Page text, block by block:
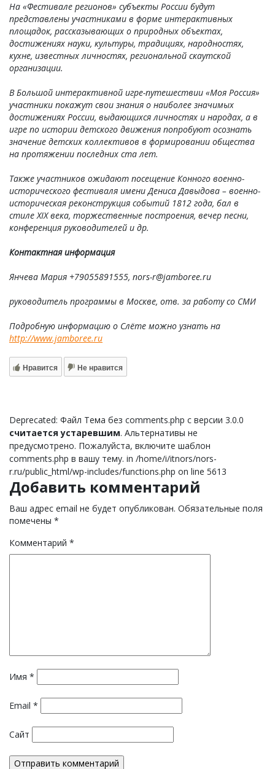
На «Фестивале регионов» субъекты России будут
представлены участниками в форме интерактивных
площадок, рассказывающих о природных объектах,
достижениях науки, культуры, традициях, народностях,
кухне, известных личностях, региональной скаутской
организации.
В Большой интерактивной игре-путешествии «Моя Россия»
участники покажут свои знания о наиболее значимых
достижениях России, выдающихся личностях и народах, а в
игре по истории детского движения попробуют осознать
значение детских коллективов в формировании общества
на протяжении последних ста лет.
Также участников ожидают посещение Конного военно-
исторического фестиваля имени Дениса Давыдова – военно-
историческая реконструкция событий 1812 года, бал в
стиле XIX века, торжественные построения, вечер песни,
конференция руководителей и др.
Контактная информация
Янчева Мария +79055891555, nors-r@jamboree.ru
руководитель программы в Москве, отв. за работу со СМИ
Подробную информацию о Слёте можно узнать на
http://www.jamboree.ru
Нравится Не нравится
Deprecated: Файл Тема без comments.php с версии 3.0.0
считается устаревшим. Альтернативы не
предусмотрено. Пожалуйста, включите шаблон
comments.php в вашу тему. in /home/i/itnors/nors-
r.ru/public_html/wp-includes/functions.php on line 5613
Добавить комментарий
Ваш адрес email не будет опубликован. Обязательные поля
помечены *
Комментарий *
Имя *
Email *
Сайт